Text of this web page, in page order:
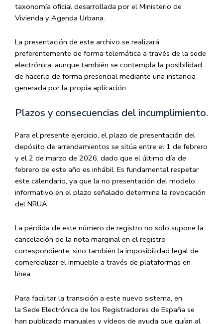
taxonomía oficial desarrollada por el Ministerio de
Vivienda y Agenda Urbana.
La presentación de este archivo se realizará
preferentemente de forma telemática a través de la sede
electrónica, aunque también se contempla la posibilidad
de hacerlo de forma presencial mediante una instancia
generada por la propia aplicación.
Plazos y consecuencias del incumplimiento.
Para el presente ejercicio, el plazo de presentación del
depósito de arrendamientos se sitúa entre el 1 de febrero
y el 2 de marzo de 2026, dado que el último día de
febrero de este año es inhábil. Es fundamental respetar
este calendario, ya que la no presentación del modelo
informativo en el plazo señalado determina la revocación
del NRUA.
La pérdida de este número de registro no solo supone la
cancelación de la nota marginal en el registro
correspondiente, sino también la imposibilidad legal de
comercializar el inmueble a través de plataformas en
línea.
Para facilitar la transición a este nuevo sistema, en
la Sede Electrónica de los Registradores de España se
han publicado manuales y vídeos de ayuda que guían al